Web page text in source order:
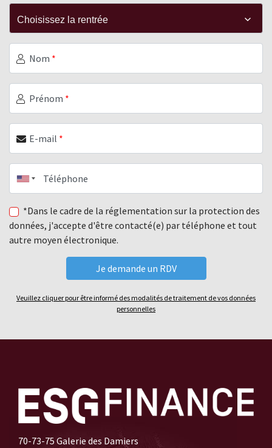
Nom *
Prénom *
E-mail *
Téléphone
*Dans le cadre de la réglementation sur la protection des
données, j'accepte d'être contacté(e) par téléphone et tout
autre moyen électronique.
Veuillez cliquer pour être informé des modalités de traitement de vos données
personnelles
70-73-75 Galerie des Damiers